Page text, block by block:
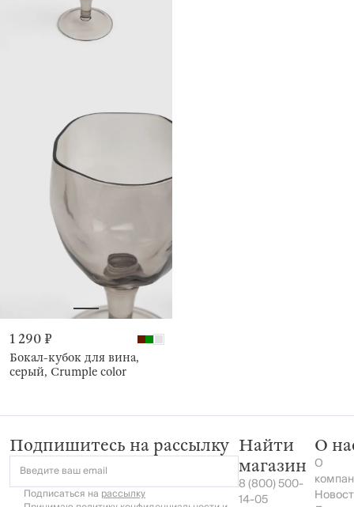
1 290 ₽
Бокал-кубок для вина,
серый, Crumple color
Подпишитесь на рассылку
Введите ваш email
Подписаться на рассылку
Найти
магазин
8 (800) 500-
14-05
О
О